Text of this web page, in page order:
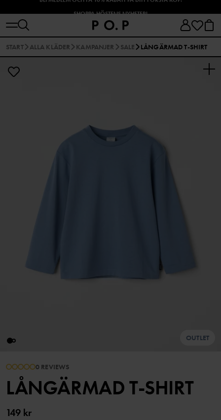
SHOPPA HÖSTENS NYHETER!
START ALLA KLÄDER KAMPANJER SALE LÅNGÄRMAD T-SHIRT
OUTLET
0 REVIEWS
LÅNGÄRMAD T-SHIRT
149 kr